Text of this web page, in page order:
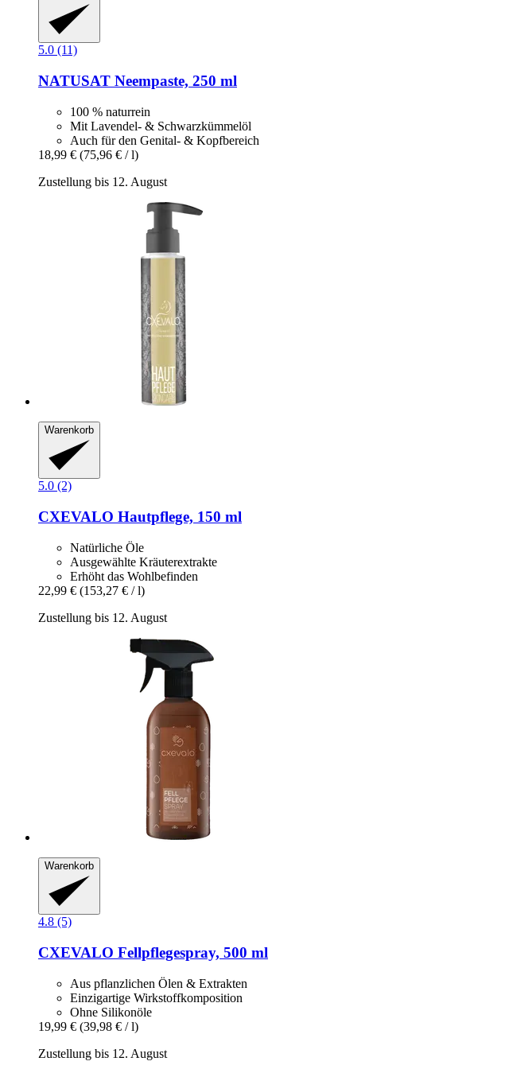
5.0 (11)
NATUSAT Neempaste, 250 ml
100 % naturrein
Mit Lavendel- & Schwarzkümmelöl
Auch für den Genital- & Kopfbereich
18,99 € (75,96 € / l)
Zustellung bis 12. August
Warenkorb
5.0 (2)
CXEVALO Hautpflege, 150 ml
Natürliche Öle
Ausgewählte Kräuterextrakte
Erhöht das Wohlbefinden
22,99 € (153,27 € / l)
Zustellung bis 12. August
Warenkorb
4.8 (5)
CXEVALO Fellpflegespray, 500 ml
Aus pflanzlichen Ölen & Extrakten
Einzigartige Wirkstoffkomposition
Ohne Silikonöle
19,99 € (39,98 € / l)
Zustellung bis 12. August